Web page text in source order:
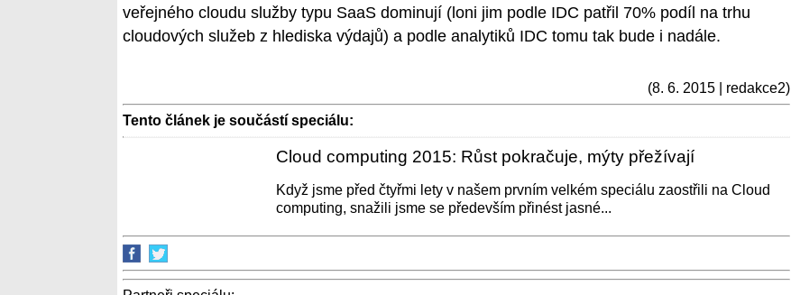
veřejného cloudu služby typu SaaS dominují (loni jim podle IDC patřil 70% podíl na trhu
cloudových služeb z hlediska výdajů) a podle analytiků IDC tomu tak bude i nadále.
(8. 6. 2015 | redakce2)
Tento článek je součástí speciálu:
Cloud computing 2015: Růst pokračuje, mýty přežívají
Když jsme před čtyřmi lety v našem prvním velkém speciálu zaostřili na Cloud
computing, snažili jsme se především přinést jasné...